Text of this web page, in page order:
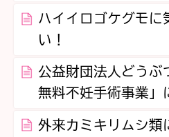
ハイイロゴケグモに
い！
公益財団法人どうぶ
無料不妊手術事業」
外来カミキリムシ類